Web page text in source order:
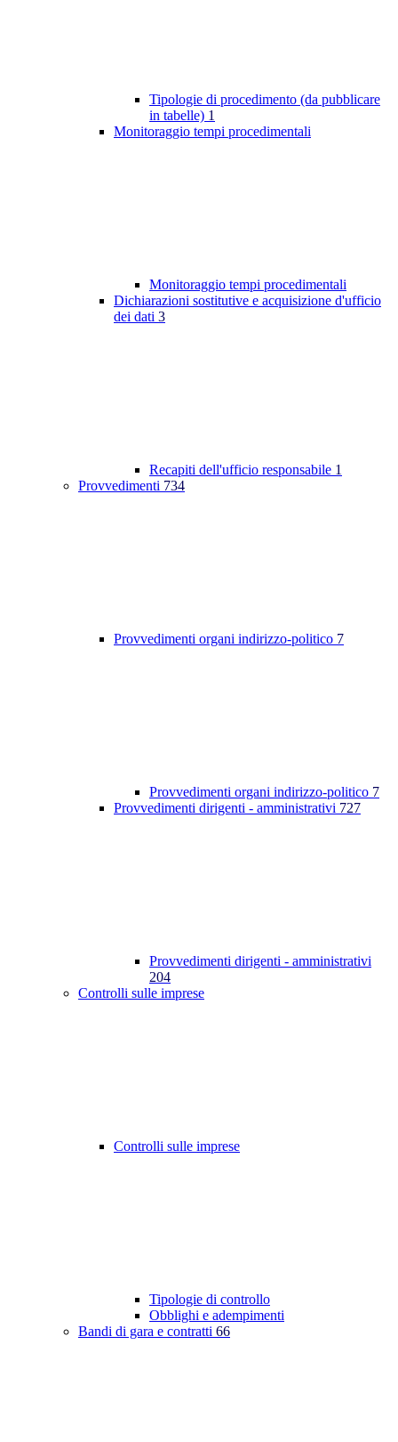
Tipologie di procedimento (da pubblicare
in tabelle) 1
Monitoraggio tempi procedimentali
Monitoraggio tempi procedimentali
Dichiarazioni sostitutive e acquisizione d'ufficio
dei dati 3
Recapiti dell'ufficio responsabile 1
Provvedimenti 734
Provvedimenti organi indirizzo-politico 7
Provvedimenti organi indirizzo-politico 7
Provvedimenti dirigenti - amministrativi 727
Provvedimenti dirigenti - amministrativi
204
Controlli sulle imprese
Controlli sulle imprese
Tipologie di controllo
Obblighi e adempimenti
Bandi di gara e contratti 66